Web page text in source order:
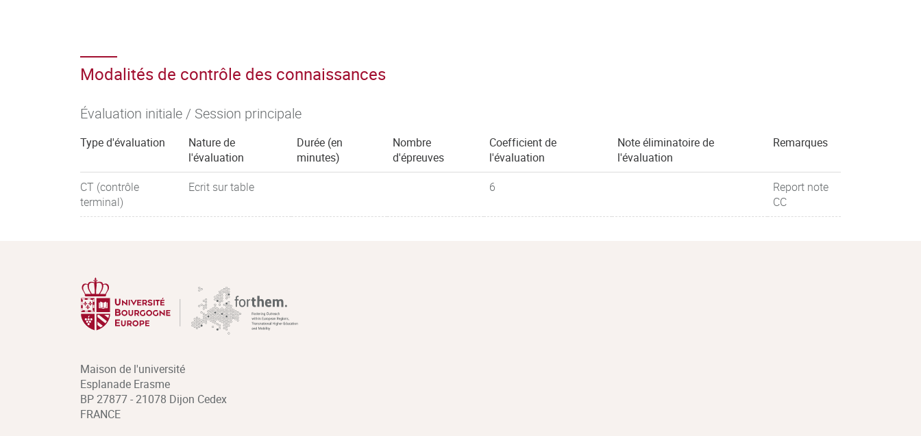
Modalités de contrôle des connaissances
Évaluation initiale / Session principale
Type d'évaluation
Nature de
l'évaluation
Durée (en
minutes)
Nombre
d'épreuves
Coefficient de
l'évaluation
Note éliminatoire de
l'évaluation
Remarques
CT (contrôle
terminal)
Ecrit sur table 6
Report note
CC
Maison de l'université
Esplanade Erasme
BP 27877 - 21078 Dijon Cedex
FRANCE